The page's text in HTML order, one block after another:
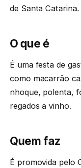
de Santa Catarina.
O que é
É uma festa de
como macarrão
nhoque, polenta,
regados a vinho.
Quem faz
É promovida pelo